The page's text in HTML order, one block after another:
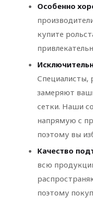
Особенно
купите
Специалисты,
замеряют
сетки. Наши
напрямую с
поэтому вы
Качество
всю
поэтому